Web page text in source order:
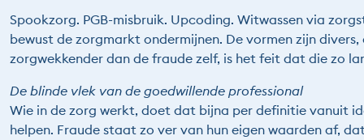
Spookzorg. PGB-misbruik. Upcoding. Witwassen via
bewust de zorgmarkt ondermijnen. De vormen zijn
zorgwekkender dan de fraude zelf, is het feit dat die zo
De blinde vlek van de goedwillende professional
Wie in de zorg werkt, doet dat bijna per definitie vanuit
helpen. Fraude staat zo ver van hun eigen waarden af,